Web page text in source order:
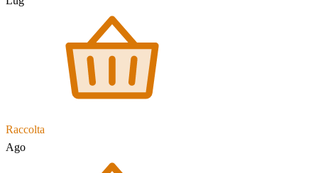
Raccolta
Ago